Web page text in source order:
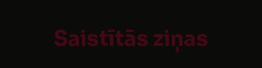
Saistītās ziņas